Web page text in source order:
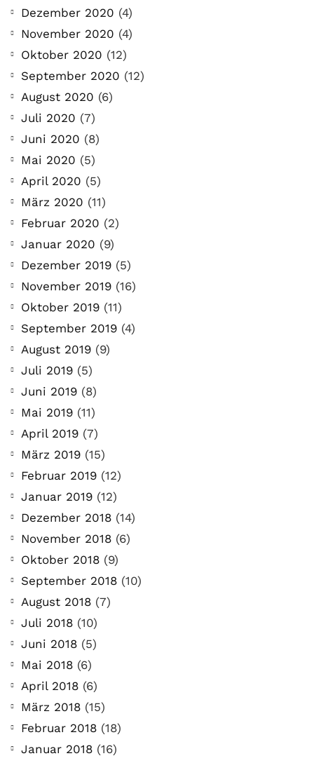
Dezember 2020 (4)
November 2020 (4)
Oktober 2020 (12)
September 2020 (12)
August 2020 (6)
Juli 2020 (7)
Juni 2020 (8)
Mai 2020 (5)
April 2020 (5)
März 2020 (11)
Februar 2020 (2)
Januar 2020 (9)
Dezember 2019 (5)
November 2019 (16)
Oktober 2019 (11)
September 2019 (4)
August 2019 (9)
Juli 2019 (5)
Juni 2019 (8)
Mai 2019 (11)
April 2019 (7)
März 2019 (15)
Februar 2019 (12)
Januar 2019 (12)
Dezember 2018 (14)
November 2018 (6)
Oktober 2018 (9)
September 2018 (10)
August 2018 (7)
Juli 2018 (10)
Juni 2018 (5)
Mai 2018 (6)
April 2018 (6)
März 2018 (15)
Februar 2018 (18)
Januar 2018 (16)